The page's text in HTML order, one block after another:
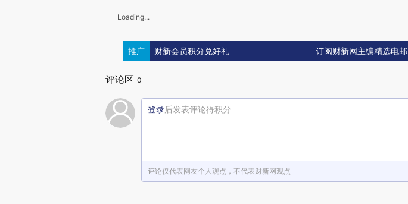
Loading...
推广 财新会员积分兑好礼 订阅财新网主编精选电邮
评论区 0
登录后发表评论得积分
评论仅代表网友个人观点，不代表财新网观点